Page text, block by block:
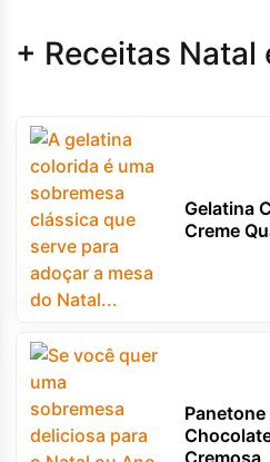
+ Receitas Natal
Gelatina
Creme